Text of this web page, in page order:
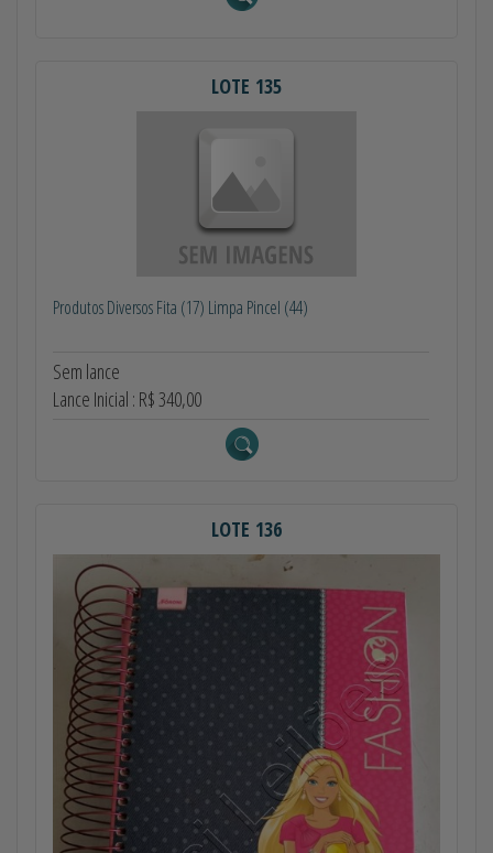
LOTE 135
Produtos Diversos Fita (17) Limpa Pincel (44)
Sem lance
Lance Inicial : R$ 340,00
LOTE 136